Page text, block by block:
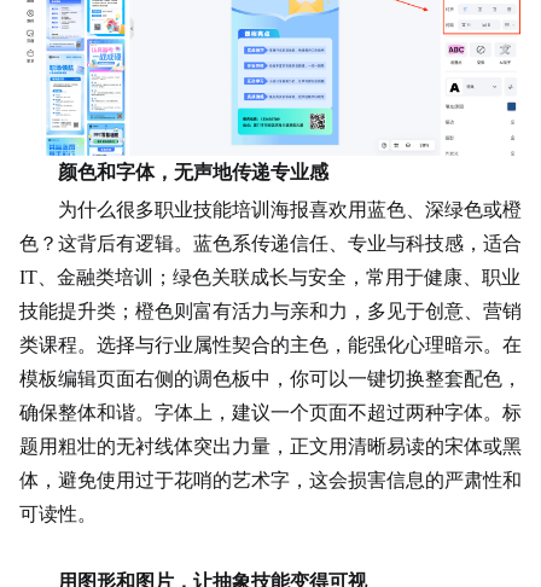
颜色和字体，无声地传递专业感
为什么很多职业技能培训海报喜欢用蓝色、深绿色或橙
色？这背后有逻辑。蓝色系传递信任、专业与科技感，适合
IT、金融类培训；绿色关联成长与安全，常用于健康、职业
技能提升类；橙色则富有活力与亲和力，多见于创意 、营销
类课程。选择与行业属性契合的主色，能强化心理暗示。在
模板编辑页面右侧的调色板中，你可以一键切换整套配色，
确保整体和谐。字体上，建议一个页面不超过两种字体。标
题用粗壮的无衬线体突出力量，正文用清晰易读的宋体或黑
体，避免使用过于花哨的艺术字，这会损害信息的严肃性和
可读性。
用图形和图片，让抽象技能变得可视